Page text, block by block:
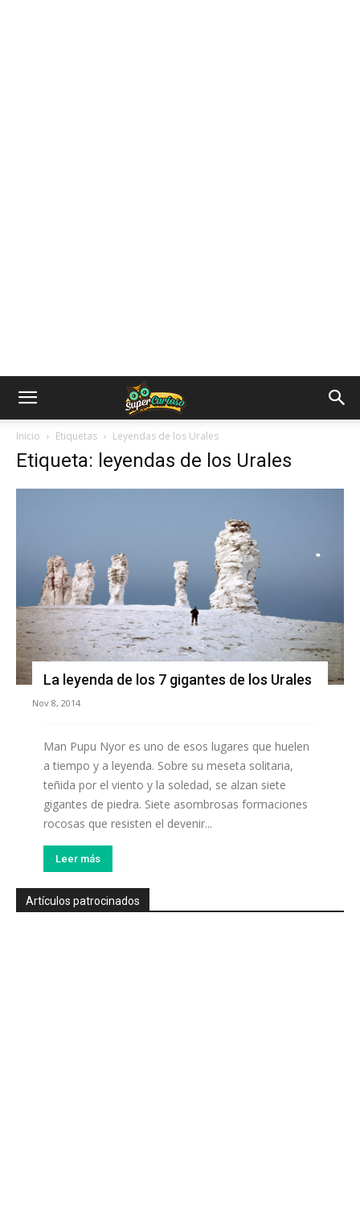
Inicio Etiquetas Leyendas de los Urales
Etiqueta: leyendas de los Urales
La leyenda de los 7 gigantes de los Urales
Nov 8, 2014
Man Pupu Nyor es uno de esos lugares que huelen
a tiempo y a leyenda. Sobre su meseta solitaria,
teñida por el viento y la soledad, se alzan siete
gigantes de piedra. Siete asombrosas formaciones
rocosas que resisten el devenir...
Leer más
Artículos patrocinados